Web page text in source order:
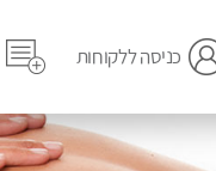
כניסה ללקוחות